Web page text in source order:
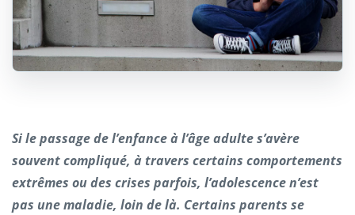
Si le passage de l’enfance à l’âge adulte s’avère
souvent compliqué, à travers certains comportements
extrêmes ou des crises parfois, l’adolescence n’est
pas une maladie, loin de là. Certains parents se